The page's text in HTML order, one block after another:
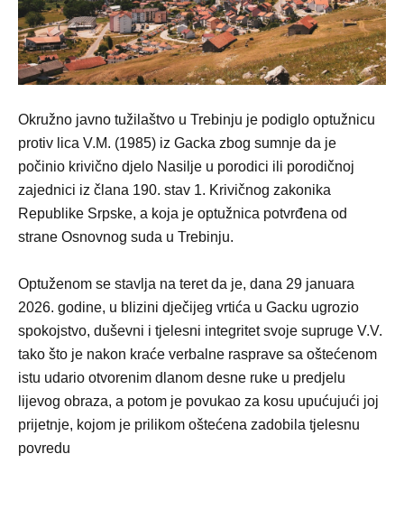
Okružno javno tužilaštvo u Trebinju je podiglo optužnicu
protiv lica V.M. (1985) iz Gacka zbog sumnje da je
počinio krivično djelo Nasilje u porodici ili porodičnoj
zajednici iz člana 190. stav 1. Krivičnog zakonika
Republike Srpske, a koja je optužnica potvrđena od
strane Osnovnog suda u Trebinju.
Optuženom se stavlja na teret da je, dana 29 januara
2026. godine, u blizini dječijeg vrtića u Gacku ugrozio
spokojstvo, duševni i tjelesni integritet svoje supruge V.V.
tako što je nakon kraće verbalne rasprave sa oštećenom
istu udario otvorenim dlanom desne ruke u predjelu
lijevog obraza, a potom je povukao za kosu upućujući joj
prijetnje, kojom je prilikom oštećena zadobila tjelesnu
povredu